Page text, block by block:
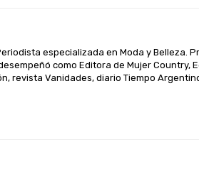
especializada en Moda y Belleza.
como Editora de Mujer
Vanidades, diario Tiempo